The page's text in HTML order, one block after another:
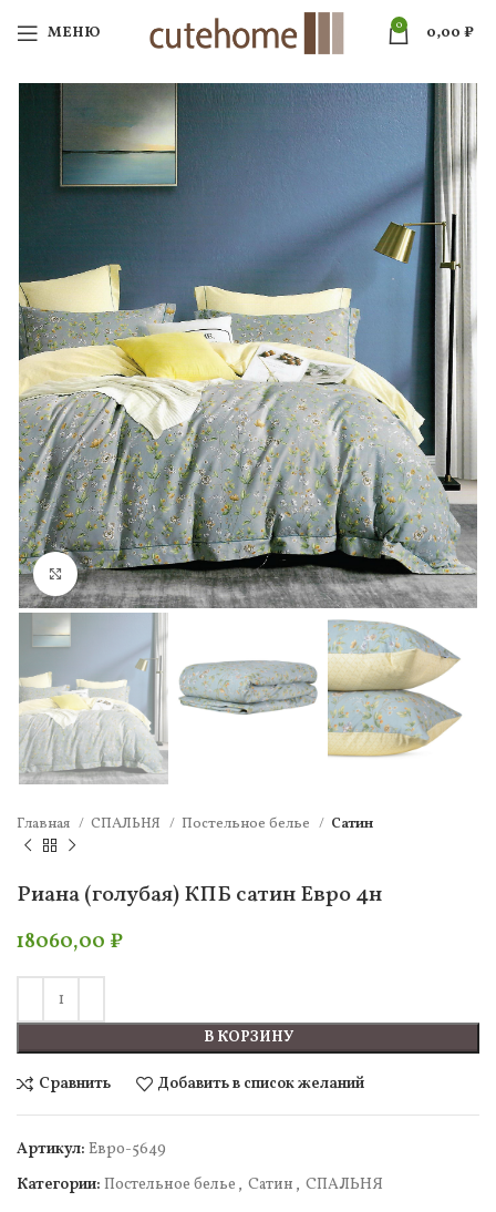
МЕНЮ 0 0,00 ₽
Нажмите, чтобы увеличить
Главная СПАЛЬНЯ Постельное белье Сатин
Риана (голубая) КПБ сатин Евро 4н
18060,00 ₽
В КОРЗИНУ
Сравнить Добавить в список желаний
Артикул: Евро-5649
Категории: Постельное белье , Сатин , СПАЛЬНЯ